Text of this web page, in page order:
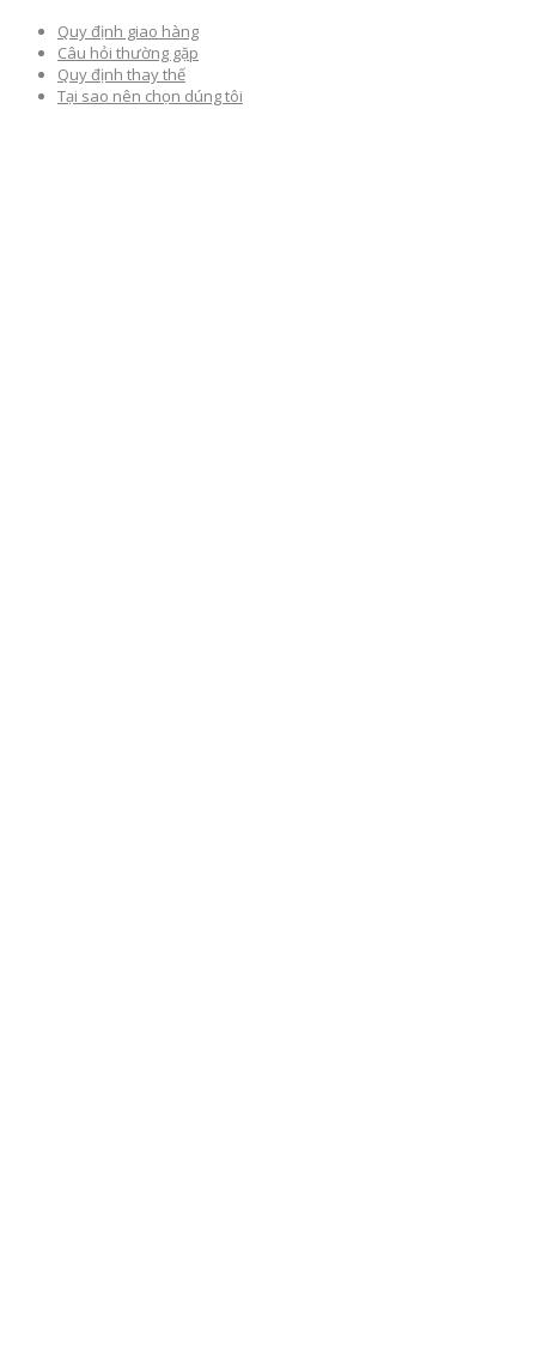
Quy định giao hàng
Câu hỏi thường gặp
Quy định thay thế
Tại sao nên chọn dúng tôi